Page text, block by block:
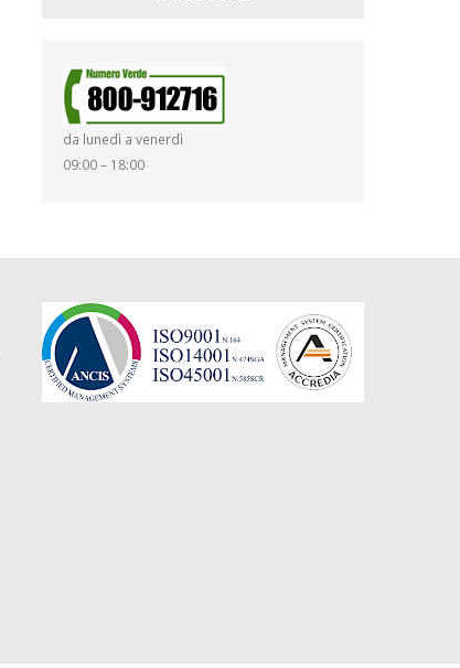
SMARRIMENTO OGGETTI
DIRITTI E DOVERI
da lunedì a venerdì
09:00 – 18:00